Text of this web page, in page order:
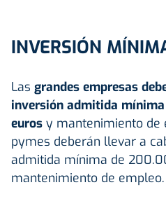
INVERSIÓN
Las grandes empresas
inversión admitida
euros y mantenimiento de
pymes deberán llevar a
admitida mínima de
mantenimiento de empleo.